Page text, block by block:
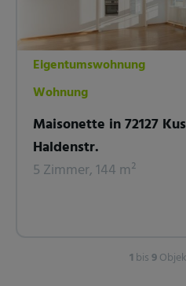
Eigentumswohnung
Wohnung
Maisonette in 72127
Haldenstr.
5 Zimmer, 144 m²
1 bis9